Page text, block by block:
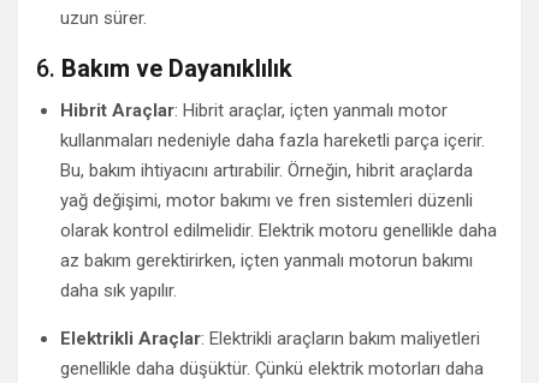
uzun sürer.
6. Bakım ve Dayanıklılık
Hibrit Araçlar: Hibrit araçlar, içten yanmalı motor
kullanmaları nedeniyle daha fazla hareketli parça içerir.
Bu, bakım ihtiyacını artırabilir. Örneğin, hibrit araçlarda
yağ değişimi, motor bakımı ve fren sistemleri düzenli
olarak kontrol edilmelidir. Elektrik motoru genellikle daha
az bakım gerektirirken, içten yanmalı motorun bakımı
daha sık yapılır.
Elektrikli Araçlar: Elektrikli araçların bakım maliyetleri
genellikle daha düşüktür. Çünkü elektrik motorları daha